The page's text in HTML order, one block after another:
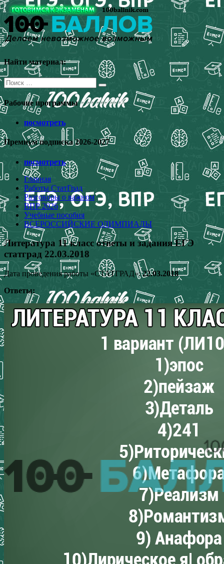
Перейти
к
содержимому
Найти материал:
Поиск
для:
Рабочие программы
посмотреть
Премиум подписка 2026-2027
посмотреть
Главная
Работы СтатГрад
Разговоры о важном
ВПР 2026
Учебные пособия
ВСЕРОССИЙСКИЕ ОЛИМПИАДЫ
Литература 11 класс ответы и задания ЕГЭ
статград 22.03.2018
Дата проведения работы «СТАТГРАД»:22.03.2018
Ответы: